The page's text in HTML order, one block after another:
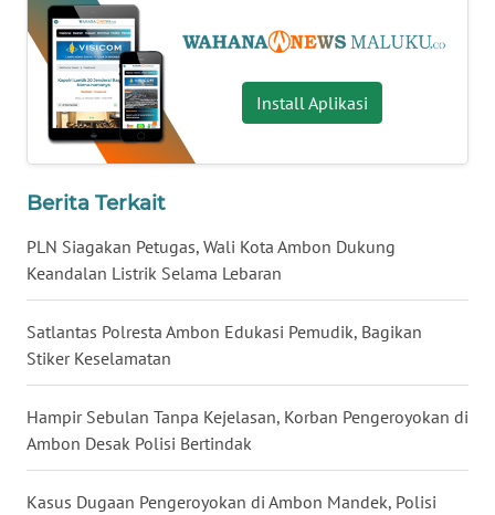
Install Aplikasi
Berita Terkait
PLN Siagakan Petugas, Wali Kota Ambon Dukung
Keandalan Listrik Selama Lebaran
Satlantas Polresta Ambon Edukasi Pemudik, Bagikan
Stiker Keselamatan
Hampir Sebulan Tanpa Kejelasan, Korban Pengeroyokan di
Ambon Desak Polisi Bertindak
Kasus Dugaan Pengeroyokan di Ambon Mandek, Polisi
WN
NUSANTARA
WN
JOGJA
JATIM
WN
BALI
WN